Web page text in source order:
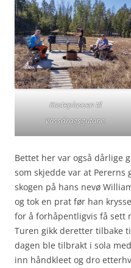
Kasteplassen til
Vassdragsgutane.
Bettet her var også dårlige
som skjedde var at Pererns
skogen på hans nevø
og tok en prat før han
for å forhåpentligvis få sett
Turen gikk deretter tilbake
dagen ble tilbrakt i sola
inn håndkleet og dro